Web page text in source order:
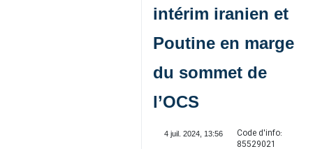
intérim iranien et
Poutine en marge
du sommet de
l’OCS
4 juil. 2024, 13:56
Code d'info:
85529021